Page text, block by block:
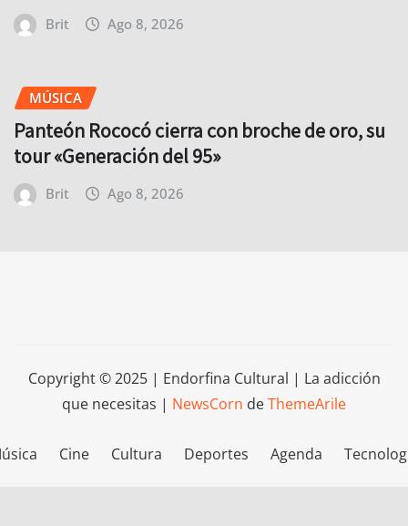
Brit Ago 8, 2026
MÚSICA
Panteón Rococó cierra con broche de oro, su
tour «Generación del 95»
Brit Ago 8, 2026
Copyright © 2025 | Endorfina Cultural | La adicción
que necesitas | NewsCorn deThemeArile
Cine Cultura Deportes Agenda